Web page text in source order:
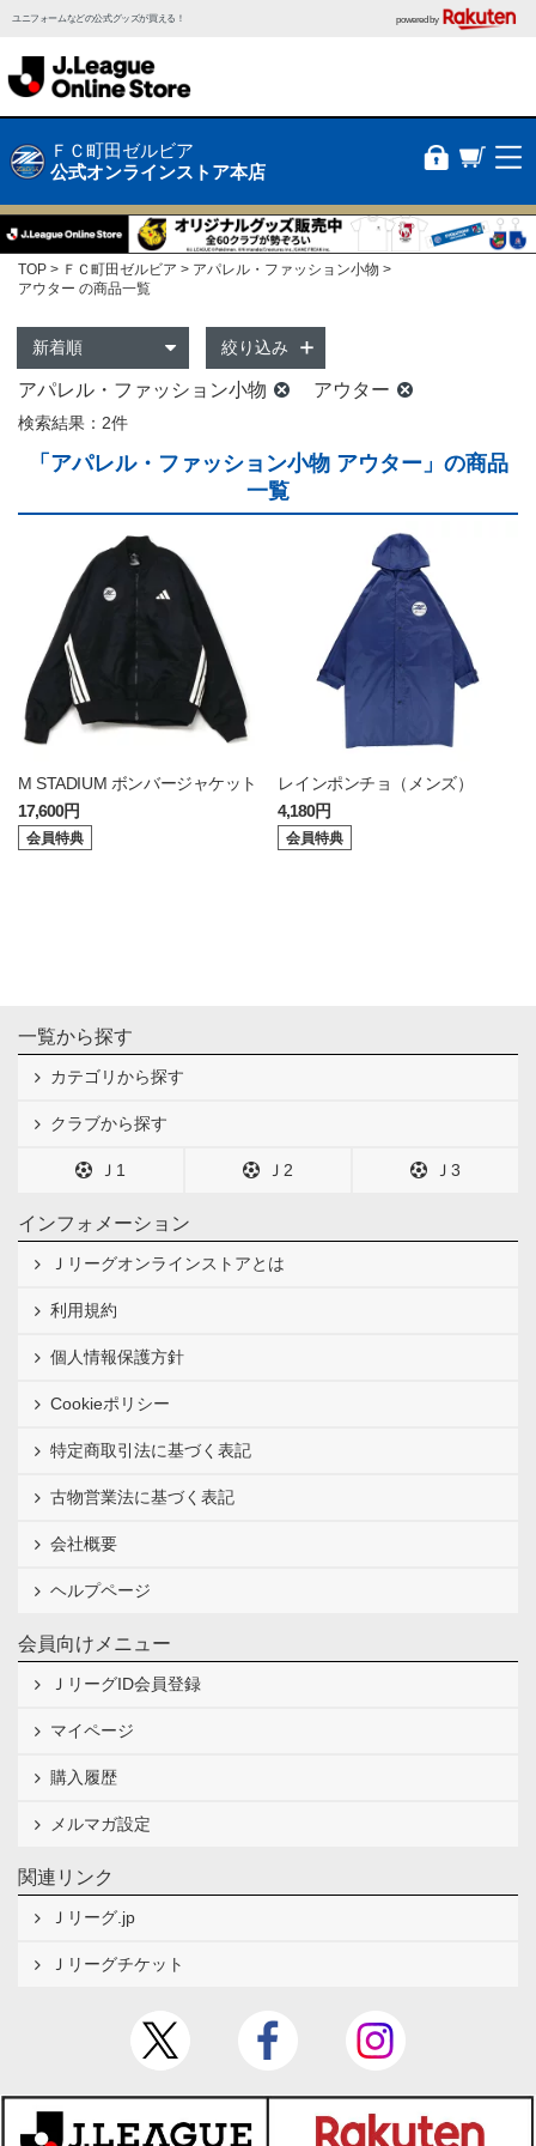
ユニフォームなどの公式グッズが買える！ powered by
ＦＣ町田ゼルビア
公式オンラインストア本店
TOP ＦＣ町田ゼルビア
アパレル・ファッション小物
アウター の商品一覧
絞り込み
アパレル・ファッション小物 アウター
検索結果：2件
「アパレル・ファッション小物 アウター」の商品
一覧
M STADIUM ボンバージャケット
17,600円
会員特典
レインポンチョ（メンズ）
4,180円
会員特典
一覧から探す
カテゴリから探す
クラブから探す
Ｊ1 Ｊ2 Ｊ3
インフォメーション
Ｊリーグオンラインストアとは
利用規約
個人情報保護方針
Cookieポリシー
特定商取引法に基づく表記
古物営業法に基づく表記
会社概要
ヘルプページ
会員向けメニュー
ＪリーグID会員登録
マイページ
購入履歴
メルマガ設定
関連リンク
Ｊリーグ.jp
Ｊリーグチケット